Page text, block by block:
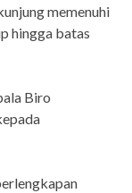
memenuhi
hingga batas
Biro